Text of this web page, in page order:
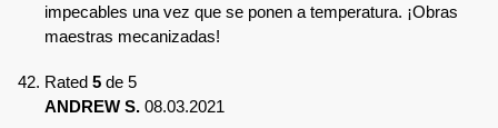
impecables una vez que se ponen a temperatura. ¡Obras
maestras mecanizadas!
Rated 5 de 5
ANDREW S. 08.03.2021